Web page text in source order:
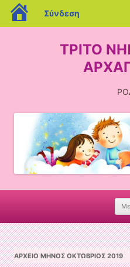
ΤΡΙΤΟ
ΑΡΧΕΊΟ ΜΗΝΌΣ ΟΚΤΏΒΡΙΟΣ 2019
blogs.sch.gr
Σύνδεση